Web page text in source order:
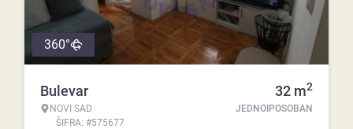
360°
Bulevar
NOVI SAD
ŠIFRA: #575677
32 m2
JEDNOIPOSOBAN